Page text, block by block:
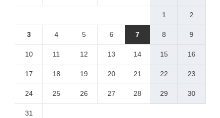
1 2
3 4 5 6 7 8 9
10 11 12 13 14 15 16
17 18 19 20 21 22 23
24 25 26 27 28 29 30
31